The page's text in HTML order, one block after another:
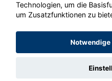
©
Technologien, um die
um Zusatzfunktionen zu